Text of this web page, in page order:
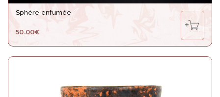
Sphère enfumée
50.00€